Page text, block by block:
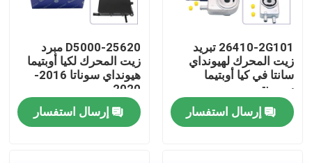
حولنا
جولة في المصنع
مراقبة الجودة
26410-2G101 تبريد
زيت المحرك لهيونداي
سانتا في كيا أوبتيما
سورينتو
إرسال استفسار
25620-D5000 مبرد
زيت المحرك لكيا أوبتيما
هيونداي سوناتا 2016-
2020
إرسال استفسار